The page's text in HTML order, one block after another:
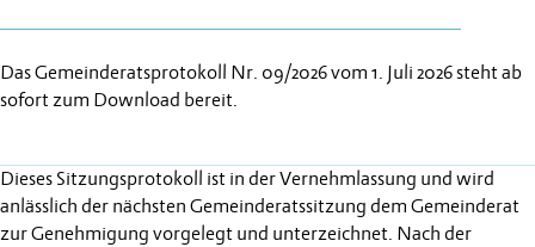
Das Gemeinderatsprotokoll Nr. 09/2026 vom 1. Juli 2026 steht ab
sofort zum Download bereit.
Dieses Sitzungsprotokoll ist in der Vernehmlassung und wird
anlässlich der nächsten Gemeinderatssitzung dem Gemeinderat
zur Genehmigung vorgelegt und unterzeichnet. Nach der